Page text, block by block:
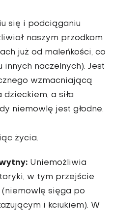
się i podciąganiu
naszym przodkom
już od maleńkości, co
naczelnych). Jest
wzmacniającą
a siła
niemowlę jest głodne.
życia.
Uniemożliwia
w tym przejście
sięga po
i kciukiem). W